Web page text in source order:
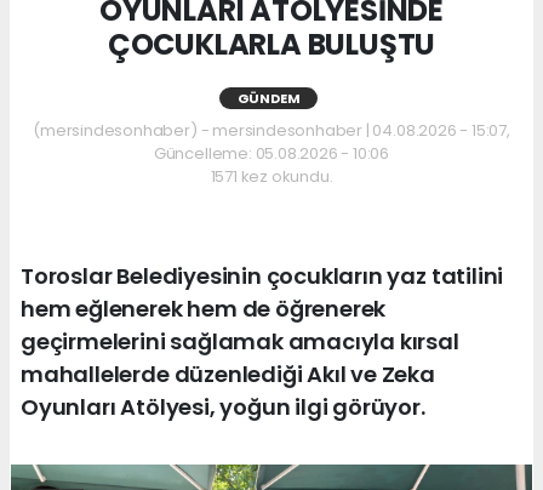
OYUNLARI ATÖLYESİNDE
ÇOCUKLARLA BULUŞTU
GÜNDEM
(mersindesonhaber) - mersindesonhaber | 04.08.2026 - 15:07,
Güncelleme: 05.08.2026 - 10:06
1571 kez okundu.
Toroslar Belediyesinin çocukların yaz tatilini
hem eğlenerek hem de öğrenerek
geçirmelerini sağlamak amacıyla kırsal
mahallelerde düzenlediği Akıl ve Zeka
Oyunları Atölyesi, yoğun ilgi görüyor.